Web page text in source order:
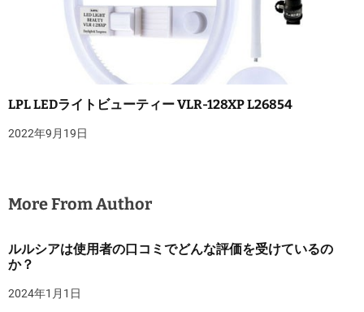
LPL LEDライトビューティー VLR-128XP L26854
2022年9月19日
More From Author
ルルシアは使用者の口コミでどんな評価を受けているの
か？
2024年1月1日